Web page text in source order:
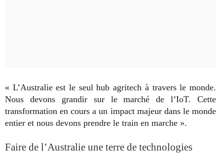
« L’Australie est le seul hub agritech à travers le monde.
Nous devons grandir sur le marché de l’IoT. Cette
transformation en cours a un impact majeur dans le monde
entier et nous devons prendre le train en marche ».
Faire de l’Australie une terre de technologies